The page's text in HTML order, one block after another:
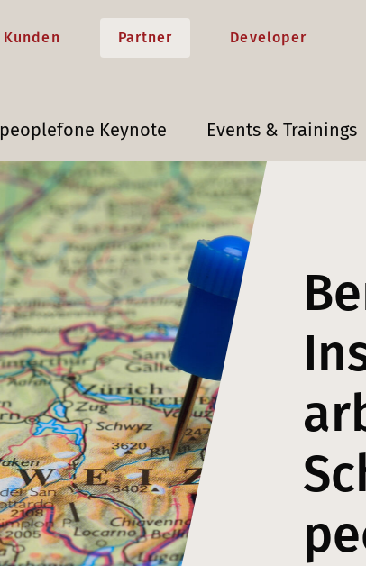
Kunden Partner Developer
peoplefone Keynote Events & Trainings